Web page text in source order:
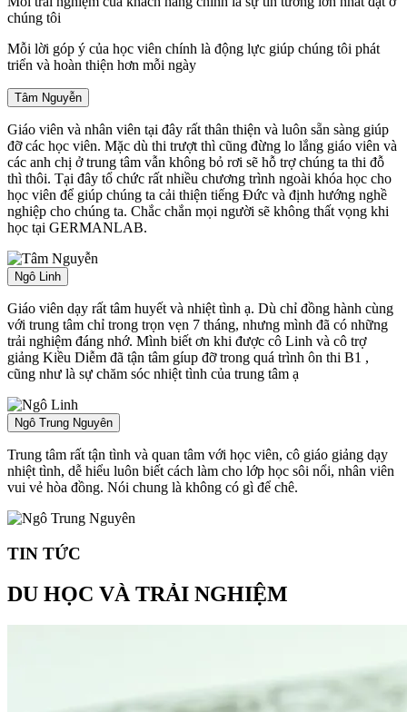
chúng tôi
Mỗi lời góp ý của học viên chính là động lực giúp chúng tôi phát
triển và hoàn thiện hơn mỗi ngày
Tâm Nguyễn
Giáo viên và nhân viên tại đây rất thân thiện và luôn sẵn sàng giúp
đỡ các học viên. Mặc dù thi trượt thì cũng đừng lo lắng giáo viên và
các anh chị ở trung tâm vẫn không bỏ rơi sẽ hỗ trợ chúng ta thi đỗ
thì thôi. Tại đây tổ chức rất nhiều chương trình ngoài khóa học cho
học viên để giúp chúng ta cải thiện tiếng Đức và định hướng nghề
nghiệp cho chúng ta. Chắc chắn mọi người sẽ không thất vọng khi
học tại GERMANLAB.
Ngô Linh
Giáo viên dạy rất tâm huyết và nhiệt tình ạ. Dù chỉ đồng hành cùng
với trung tâm chỉ trong trọn vẹn 7 tháng, nhưng mình đã có những
trải nghiệm đáng nhớ. Mình biết ơn khi được cô Linh và cô trợ
giảng Kiều Diễm đã tận tâm gíup đỡ trong quá trình ôn thi B1 ,
cũng như là sự chăm sóc nhiệt tình của trung tâm ạ
Ngô Trung Nguyên
Trung tâm rất tận tình và quan tâm với học viên, cô giáo giảng dạy
nhiệt tình, dễ hiểu luôn biết cách làm cho lớp học sôi nổi, nhân viên
vui vẻ hòa đồng. Nói chung là không có gì để chê.
TIN TỨC
DU HỌC VÀ TRẢI NGHIỆM